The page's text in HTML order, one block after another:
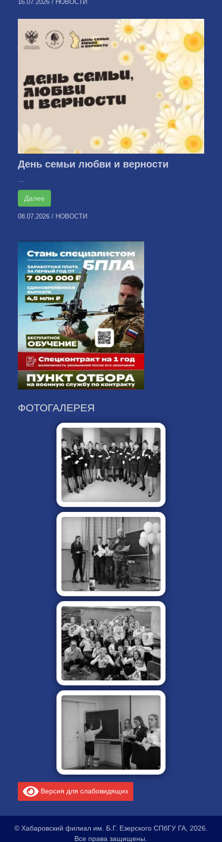
16.07.2026 / НОВОСТИ
День семьи любви и верности
Далее
08.07.2026 / НОВОСТИ
ФОТОГАЛЕРЕЯ
Версия для слабовидящих
© Хабаровский филиал им. Б.Г. Езерского СПбГУ ГА, 2026.
Все права защищены.